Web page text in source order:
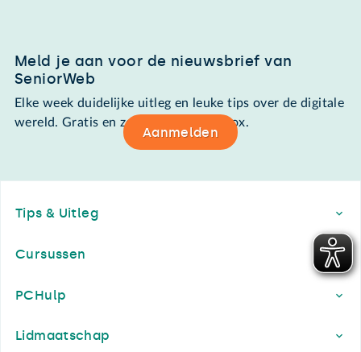
Meld je aan voor de nieuwsbrief van
SeniorWeb
Elke week duidelijke uitleg en leuke tips over de digitale
wereld. Gratis en zomaar in de mailbox.
Aanmelden
Tips & Uitleg
Cursussen
PCHulp
Lidmaatschap